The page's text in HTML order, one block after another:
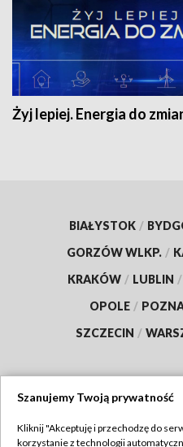
Żyj lepiej. Energia do
BIAŁYSTOK /
GORZÓW WLKP. /
KRAKÓW / LUBLIN /
OPOLE /
SZCZECIN /
Szanujemy Twoją prywatność
Kliknij "Akceptuję i przechodzę do
korzystanie z technologii